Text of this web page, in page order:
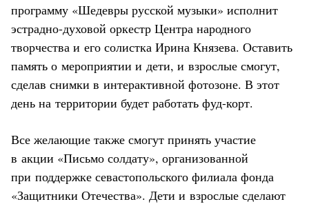
программу «Шедевры русской музыки» исполнит
эстрадно-духовой оркестр Центра народного
творчества и его солистка Ирина Князева. Оставить
память о мероприятии и дети, и взрослые смогут,
сделав снимки в интерактивной фотозоне. В этот
день на территории будет работать фуд-корт.
Все желающие также смогут принять участие
в акции «Письмо солдату», организованной
при поддержке севастопольского филиала фонда
«Защитники Отечества». Дети и взрослые сделают